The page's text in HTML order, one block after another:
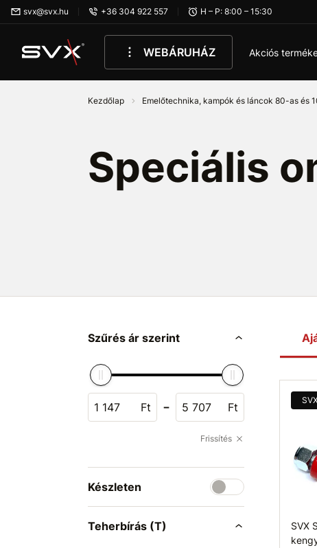
Ugrás az oldal fő részéhez
svx@svx.hu +36 304 922 557 H – P: 8:00 – 15:30
WEBÁRUHÁZ Akciós
Kezdőlap Emelőtechnika, kampók és láncok 80-as és
Speciális
Szűrés ár szerint
Ft - Ft
Frissítés
Készleten
Teherbírás (T)
SVX